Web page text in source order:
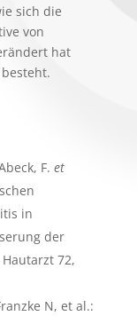
sich die
von
hat
F. et
in
der
Hautarzt 72,
N, et al.: